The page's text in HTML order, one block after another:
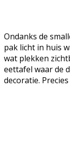
Ondanks de
pak licht in huis
wat plekken
eettafel waar de
decoratie.